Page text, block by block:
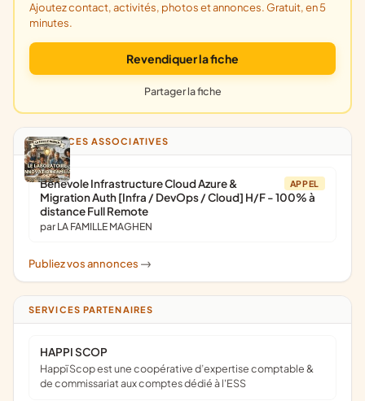
Ajoutez contact, activités, photos et annonces. Gratuit, en 5
minutes.
Revendiquer la fiche
Partager la fiche
ANNONCES ASSOCIATIVES
APPEL
Bénévole Infrastructure Cloud Azure &
Migration Auth [Infra / DevOps / Cloud] H/F - 100% à
distance Full Remote
par LA FAMILLE MAGHEN
Publiez vos annonces ->
SERVICES PARTENAIRES
HAPPI SCOP
Happï Scop est une coopérative d’expertise comptable &
de commissariat aux comptes dédié à l'ESS